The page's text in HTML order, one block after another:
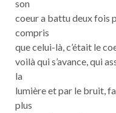
son
coeur a battu deux fois
compris
que celui-là, c’était le
voilà qui s’avance, qui
la
lumière et par le bruit,
plus